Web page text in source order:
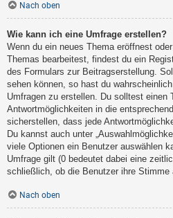
Nach oben
Wie kann ich eine Umfrage erstellen?
Wenn du ein neues Thema eröffnest
Themas bearbeitest, findest du ein
des Formulars zur Beitragserstellung.
sehen können, so hast du
Umfragen zu erstellen. Du solltest einen
Antwortmöglichkeiten in die
sicherstellen, dass jede
Du kannst auch unter
viele Optionen ein Benutzer auswählen
Umfrage gilt (0 bedeutet dabei eine
schließlich, ob die Benutzer ihre Stimme
Nach oben